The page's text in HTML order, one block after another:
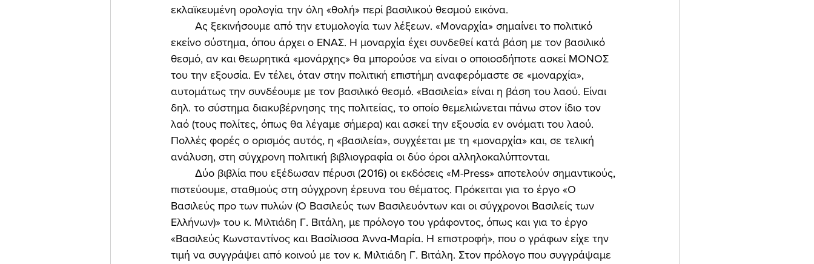
εκλαϊκευμένη ορολογία την όλη «θολή» περί βασιλικού θεσμού εικόνα.
εκείνο σύστημα, όπου άρχει ο ΕΝΑΣ. Η μοναρχία έχει συνδεθεί κατά βάση με τον βασιλικό
θεσμό, αν και θεωρητικά «μονάρχης» θα μπορούσε να είναι ο οποιοσδήποτε ασκεί ΜΟΝΟΣ
του την εξουσία. Εν τέλει, όταν στην πολιτική επιστήμη αναφερόμαστε σε «μοναρχία»,
αυτομάτως την συνδέουμε με τον βασιλικό θεσμό. «Βασιλεία» είναι η βάση του λαού. Είναι
δηλ. το σύστημα διακυβέρνησης της πολιτείας, το οποίο θεμελιώνεται πάνω στον ίδιο τον
λαό (τους πολίτες, όπως θα λέγαμε σήμερα) και ασκεί την εξουσία εν ονόματι του λαού.
Πολλές φορές ο ορισμός αυτός, η «βασιλεία», συγχέεται με τη «μοναρχία» και, σε τελική
ανάλυση, στη σύγχρονη πολιτική βιβλιογραφία οι δύο όροι αλληλοκαλύπτονται.
πιστεύουμε, σταθμούς στη σύγχρονη έρευνα του θέματος. Πρόκειται για το έργο «Ο
Βασιλεύς προ των πυλών (Ο Βασιλεύς των Βασιλευόντων και οι σύγχρονοι Βασιλείς των
Ελλήνων)» του κ. Μιλτιάδη Γ. Βιτάλη, με πρόλογο του γράφοντος, όπως και για το έργο
«Βασιλεύς Κωνσταντίνος και Βασίλισσα Άννα-Μαρία. Η επιστροφή», που ο γράφων είχε την
τιμή να συγγράψει από κοινού με τον κ. Μιλτιάδη Γ. Βιτάλη. Στον πρόλογο που συγγράψαμε